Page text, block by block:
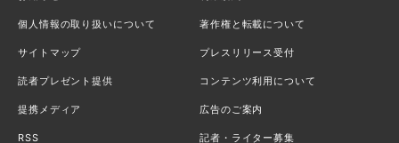
個人情報の取り扱いについて 著作権と転載について
サイトマップ プレスリリース受付
読者プレゼント提供 コンテンツ利用について
提携メディア 広告のご案内
RSS 記者・ライター募集